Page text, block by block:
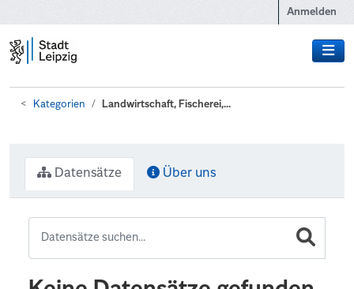
Anmelden
Kategorien Landwirtschaft, Fischerei,...
Datensätze Über uns